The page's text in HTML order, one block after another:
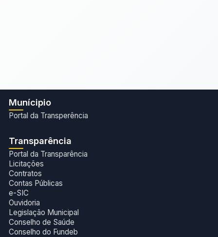
Munícipio
Portal da Transperência
Transparência
Portal da Transparência
Licitações
Contratos
Contas Públicas
e-SIC
Ouvidoria
Legislação Municipal
Conselho de Saúde
Conselho do Fundeb